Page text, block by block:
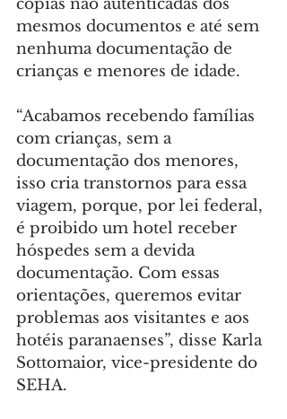
cópias não autenticadas dos
mesmos documentos e até sem
nenhuma documentação de
crianças e menores de idade.
“Acabamos recebendo famílias
com crianças, sem a
documentação dos menores,
isso cria transtornos para essa
viagem, porque, por lei federal,
é proibido um hotel receber
hóspedes sem a devida
documentação. Com essas
orientações, queremos evitar
problemas aos visitantes e aos
hotéis paranaenses”, disse Karla
Sottomaior, vice-presidente do
SEHA.